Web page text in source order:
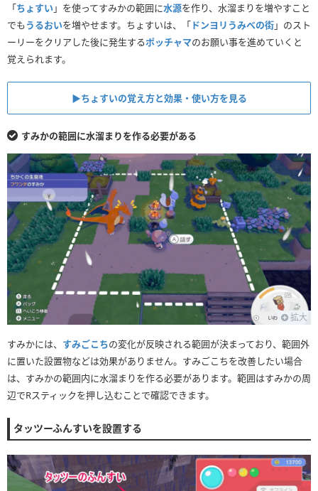
「ちょすい 」を使ってすみかの範囲に水源を作り、水溜まりを増やすこと
でもうるおいを増やせます。ちょすいは、「ドンヨリうみべの街」のスト
ーリーをクリアした後に発生するポッチャマのお願い事を進めていくと
覚えられます。
▶︎ちょすいの覚え方と効果・使い方を見る
すみかの範囲に水溜まりを作る必要がある
拡大
すみかには、 すみごこちの変化が反映される範囲が決まっており、範囲外
に置いた設置物などは効果がありません。すみごこちを改善したい場合
は、すみかの範囲内に水溜まりを作る必要があります。範囲はすみかの周
辺でRスティックを押し込むことで確認できます。
タッツーふんすいを設置する